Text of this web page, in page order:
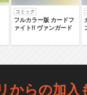
コミック
フルカラー版 カードフ
ァイト‼ ヴァンガード
からの加入